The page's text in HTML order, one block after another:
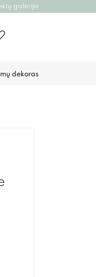
galerija
dekoras